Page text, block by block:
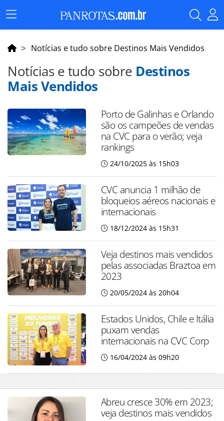
Menu
Principal
Notícias e tudo sobre Destinos Mais Vendidos
Notícias e tudo sobre Destinos
Mais Vendidos
Porto de Galinhas e Orlando
são os campeões de vendas
na CVC para o verão; veja
rankings
24/10/2025 às 15h03
CVC anuncia 1 milhão de
bloqueios aéreos nacionais e
internacionais
18/12/2024 às 15h31
Veja destinos mais vendidos
pelas associadas Braztoa em
2023
20/05/2024 às 20h04
Estados Unidos, Chile e Itália
puxam vendas
internacionais na CVC Corp
16/04/2024 às 09h20
Abreu cresce 30% em 2023;
veja destinos mais vendidos